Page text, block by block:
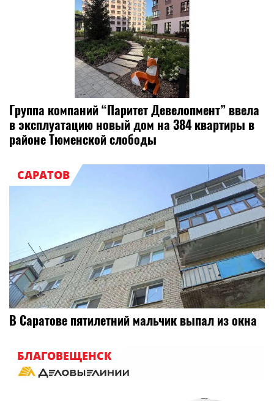
Группа компаний “Паритет Девелопмент” ввела
в эксплуатацию новый дом на 384 квартиры в
районе Тюменской слободы
САРАТОВ
В Саратове пятилетний мальчик выпал из окна
БЛАГОВЕЩЕНСК